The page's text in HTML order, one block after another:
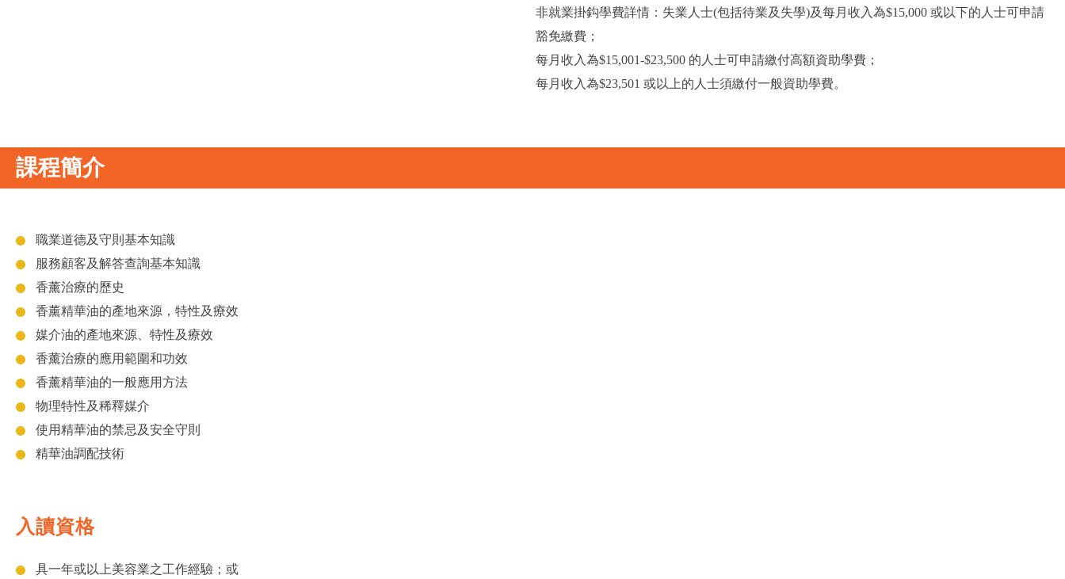
非就業掛鈎學費詳情：失業人士(包括待業及失學)及每月收入為$15,000 或以下的人士可申請
豁免繳費；
每月收入為$15,001-$23,500 的人士可申請繳付高額資助學費；
每月收入為$23,501 或以上的人士須繳付一般資助學費。
課程簡介
職業道德及守則基本知識
服務顧客及解答查詢基本知識
香薰治療的歷史
香薰精華油的產地來源，特性及療效
媒介油的產地來源、特性及療效
香薰治療的應用範圍和功效
香薰精華油的一般應用方法
物理特性及稀釋媒介
使用精華油的禁忌及安全守則
精華油調配技術
入讀資格
具一年或以上美容業之工作經驗；或